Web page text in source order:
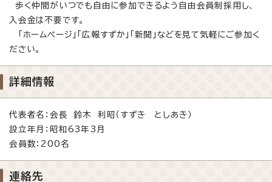
歩く仲間がいつでも自由に参加できるよう自由会員制採用し、
入会金は不要です。
「ホームページ」「広報すずか」「新聞」などを見て気軽にご参加く
ださい。
詳細情報
代表者名：会長 鈴木 利昭（すずき としあき）
設立年月：昭和63年3月
会員数：200名
連絡先